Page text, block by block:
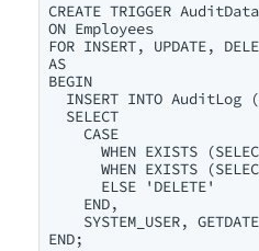
CREATE TRIGGER
ON Employees
FOR INSERT, UPDATE,
AS
BEGIN
INSERT INTO AuditLog
  SELECT
    CASE
WHEN EXISTS
WHEN EXISTS
      ELSE 'DELETE'
    END,
SYSTEM_USER,
END;